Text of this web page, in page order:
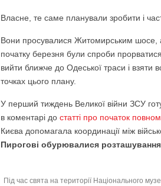
Власне, те саме планували зробити і
Вони просувалися Житомирським шосе,
початку березня були спроби
вийти ближче до Одеської траси і взяти
точках цього плану.
У перший тиждень Великої війни ЗСУ
в коментарі до статті про початок
Києва допомагала координації між
Пирогові обурювалися
Під час свята на території Національного